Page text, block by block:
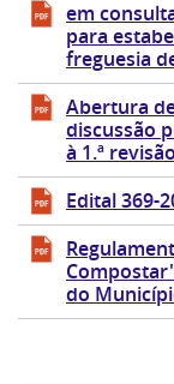
em
para
freguesia
Abertura
discussão
à 1.ª
Edital 369-
do